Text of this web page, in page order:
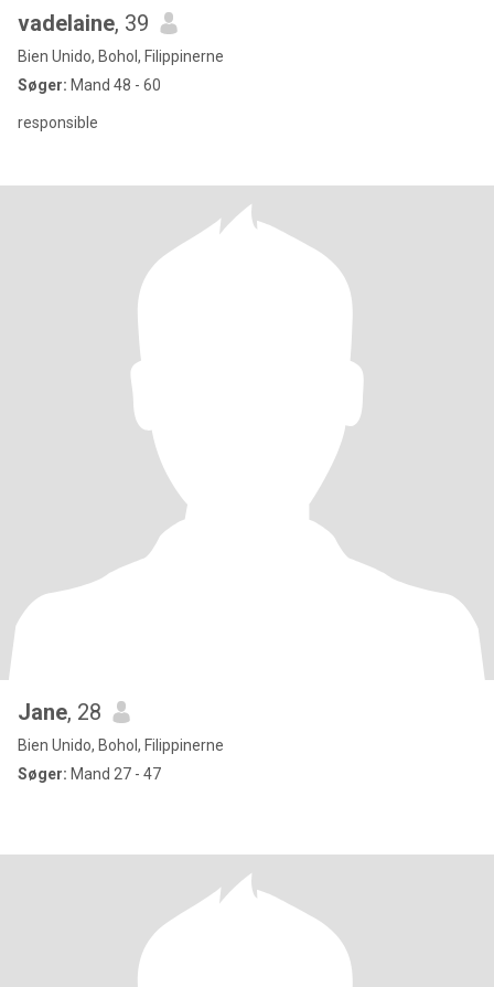
vadelaine, 39
Bien Unido, Bohol, Filippinerne
Søger: Mand 48 - 60
responsible
Jane, 28
Bien Unido, Bohol, Filippinerne
Søger: Mand 27 - 47